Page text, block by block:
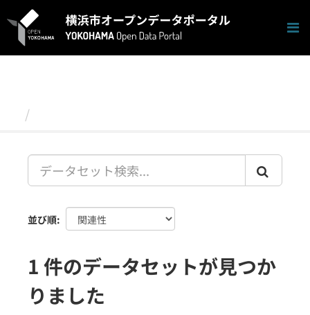
キ
並び順
1 件のデータセットが見つか
りました